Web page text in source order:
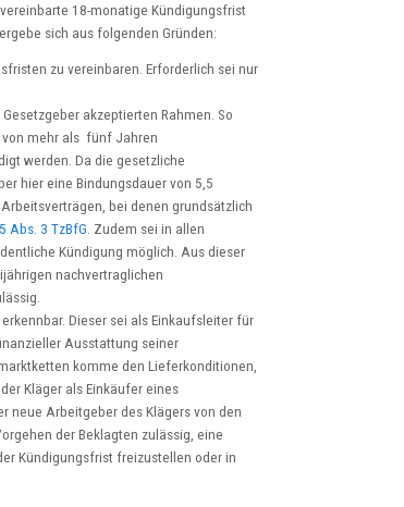
18-monatige Kündigungsfrist
sich aus folgenden Gründen:
zu vereinbaren. Erforderlich sei nur
akzeptierten Rahmen. So
mehr als fünf Jahren
werden. Da die gesetzliche
hier eine Bindungsdauer von 5,5
bei denen grundsätzlich
Abs. 3 TzBfG . Zudem sei in allen
Kündigung möglich. Aus dieser
nachvertraglichen
Dieser sei als Einkaufsleiter für
Ausstattung seiner
komme den Lieferkonditionen,
Kläger als Einkäufer eines
neue Arbeitgeber des Klägers von den
der Beklagten zulässig, eine
Kündigungsfrist freizustellen oder in